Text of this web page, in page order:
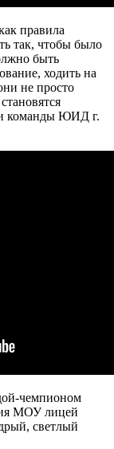
правила
так, чтобы было
быть
ходить на
не просто
команды ЮИД г.
чемпионом
МОУ лицей
светлый